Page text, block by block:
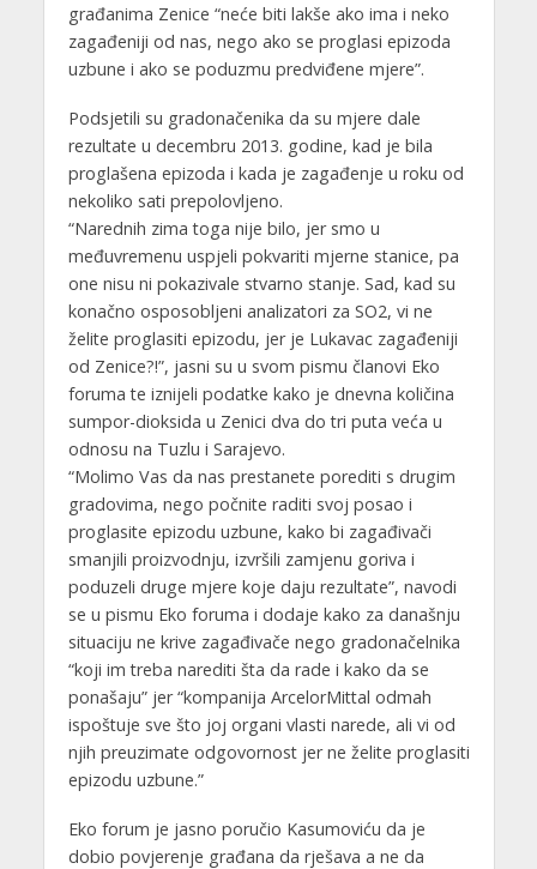
građanima Zenice “neće biti lakše ako ima i neko
zagađeniji od nas, nego ako se proglasi epizoda
uzbune i ako se poduzmu predviđene mjere”.
Podsjetili su gradonačenika da su mjere dale
rezultate u decembru 2013. godine, kad je bila
proglašena epizoda i kada je zagađenje u roku od
nekoliko sati prepolovljeno.
“Narednih zima toga nije bilo, jer smo u
međuvremenu uspjeli pokvariti mjerne stanice, pa
one nisu ni pokazivale stvarno stanje. Sad, kad su
konačno osposobljeni analizatori za SO2, vi ne
želite proglasiti epizodu, jer je Lukavac zagađeniji
od Zenice?!”, jasni su u svom pismu članovi Eko
foruma te iznijeli podatke kako je dnevna količina
sumpor-dioksida u Zenici dva do tri puta veća u
odnosu na Tuzlu i Sarajevo.
“Molimo Vas da nas prestanete porediti s drugim
gradovima, nego počnite raditi svoj posao i
proglasite epizodu uzbune, kako bi zagađivači
smanjili proizvodnju, izvršili zamjenu goriva i
poduzeli druge mjere koje daju rezultate”, navodi
se u pismu Eko foruma i dodaje kako za današnju
situaciju ne krive zagađivače nego gradonačelnika
“koji im treba narediti šta da rade i kako da se
ponašaju” jer “kompanija ArcelorMittal odmah
ispoštuje sve što joj organi vlasti narede, ali vi od
njih preuzimate odgovornost jer ne želite proglasiti
epizodu uzbune.”
Eko forum je jasno poručio Kasumoviću da je
dobio povjerenje građana da rješava a ne da